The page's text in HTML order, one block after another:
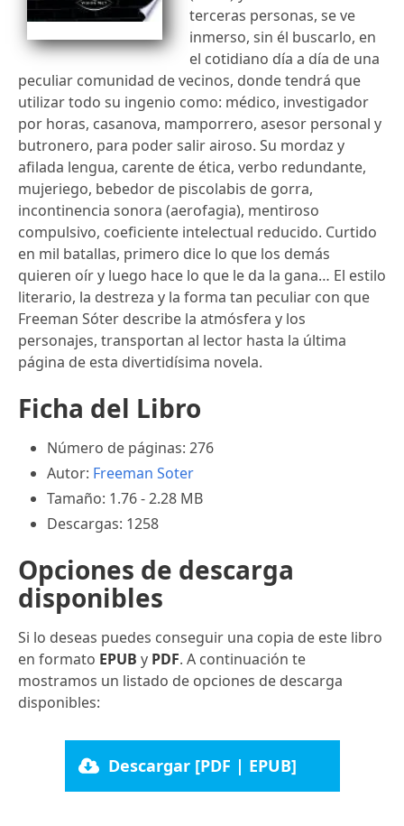
terceras personas, se ve
inmerso, sin él buscarlo, en
el cotidiano día a día de una
peculiar comunidad de vecinos, donde tendrá que
utilizar todo su ingenio como: médico, investigador
por horas, casanova, mamporrero, asesor personal y
butronero, para poder salir airoso. Su mordaz y
afilada lengua, carente de ética, verbo redundante,
mujeriego, bebedor de piscolabis de gorra,
incontinencia sonora (aerofagia), mentiroso
compulsivo, coeficiente intelectual reducido. Curtido
en mil batallas, primero dice lo que los demás
quieren oír y luego hace lo que le da la gana… El estilo
literario, la destreza y la forma tan peculiar con que
Freeman Sóter describe la atmósfera y los
personajes, transportan al lector hasta la última
página de esta divertidísima novela.
Ficha del Libro
Número de páginas: 276
Autor: Freeman Soter
Tamaño: 1.76 - 2.28 MB
Descargas: 1258
Opciones de descarga
disponibles
Si lo deseas puedes conseguir una copia de este libro
en formato EPUB y PDF. A continuación te
mostramos un listado de opciones de descarga
disponibles:
Descargar [PDF | EPUB]